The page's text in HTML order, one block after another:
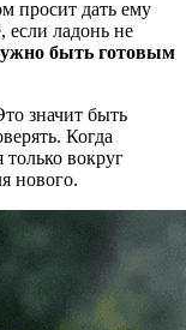
просит дать ему
если ладонь не
быть готовым
значит быть
Когда
вокруг
нового.